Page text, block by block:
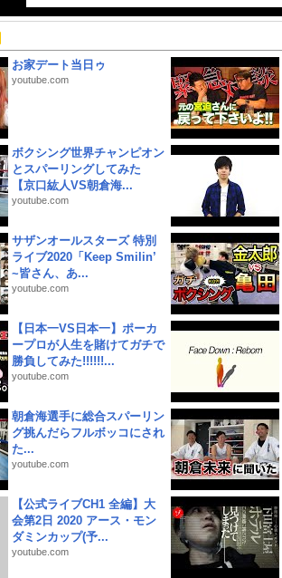
お家デート当日ゥ
youtube.com
ボクシング世界チャンピオン
とスパーリングしてみた
【京口紘人VS朝倉海...
youtube.com
サザンオールスターズ 特別
ライブ2020「Keep Smilin’
~皆さん、あ...
youtube.com
【日本一VS日本一】ポーカ
ープロが人生を賭けてガチで
勝負してみた!!!!!!...
youtube.com
朝倉海選手に総合スパーリン
グ挑んだらフルボッコにされ
た...
youtube.com
【公式ライブCH1 全編】大
会第2日 2020 アース・モン
ダミンカップ(予...
youtube.com